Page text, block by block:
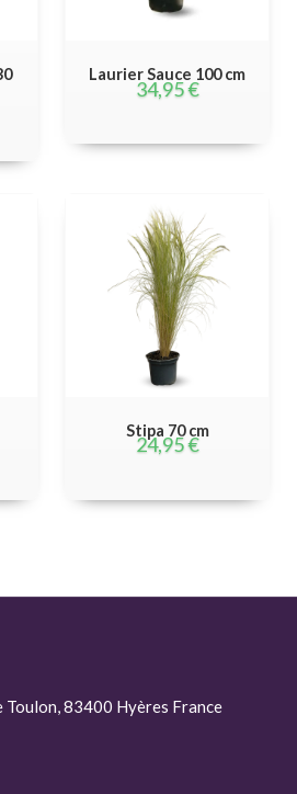
Laurier Sauce 100 cm
34,95€
Stipa 70 cm
24,95€
Toulon, 83400 Hyères France